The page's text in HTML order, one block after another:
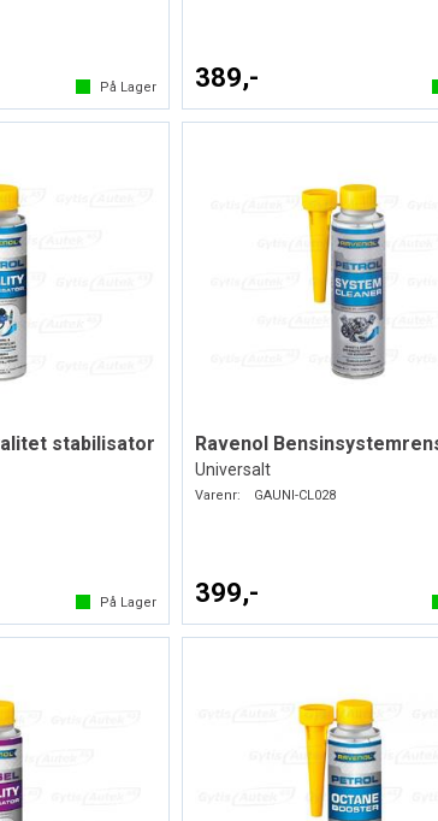
På Lager 389,-
stabilisator
På Lager
Ravenol
Universalt
Varenr: GAUNI-CL028
399,-